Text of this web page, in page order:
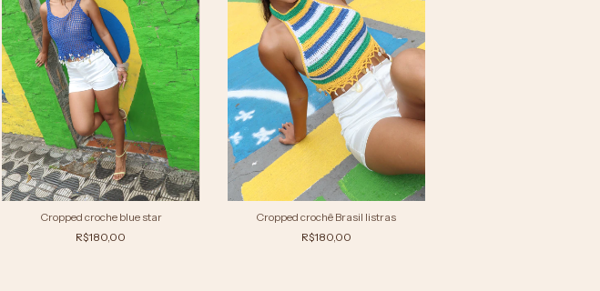
Cropped croche blue star
R$180,00
Cropped crochê Brasil listras
R$180,00